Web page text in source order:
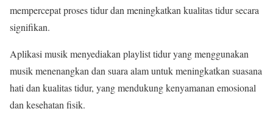
mempercepat proses tidur dan meningkatkan kualitas tidur secara
signifikan.
Aplikasi musik menyediakan playlist tidur yang menggunakan
musik menenangkan dan suara alam untuk meningkatkan suasana
hati dan kualitas tidur, yang mendukung kenyamanan emosional
dan kesehatan fisik.